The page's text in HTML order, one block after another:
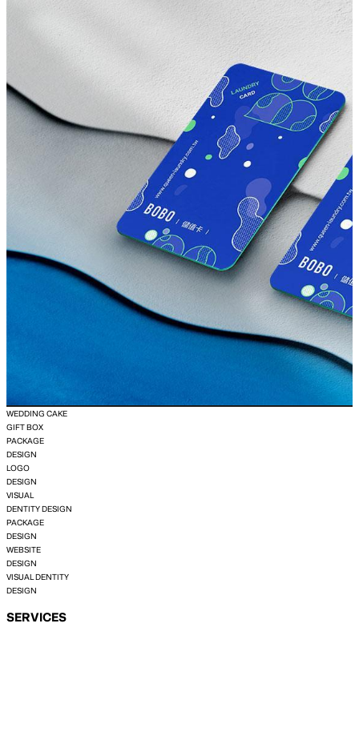
WEDDING CAKE
GIFT BOX
PACKAGE
DESIGN
LOGO
DESIGN
VISUAL
DENTITY DESIGN
PACKAGE
DESIGN
WEBSITE
DESIGN
VISUAL DENTITY
DESIGN
SERVICES